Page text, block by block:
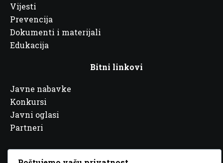
Vijesti
Prevencija
Dokumenti i materijali
Edukacija
Bitni linkovi
Javne nabavke
Konkursi
Javni oglasi
Partneri